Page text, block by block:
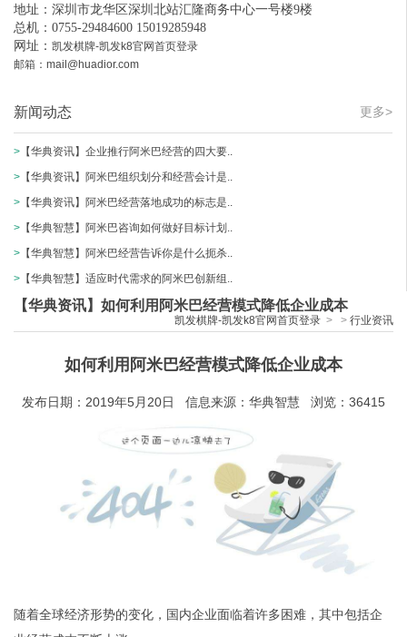
地址：深圳市龙华区深圳北站汇隆商务中心一号楼9楼
总机：0755-29484600 15019285948
网址： 凯发棋牌-凯发k8官网首页登录
邮箱： mail@huadior.com
更多>
新闻动态
> 【华典资讯】企业推行阿米巴经营的四大要..
> 【华典资讯】阿米巴组织划分和经营会计是..
> 【华典资讯】阿米巴经营落地成功的标志是..
> 【华典智慧】阿米巴咨询如何做好目标计划..
> 【华典智慧】阿米巴经营告诉你是什么扼杀..
> 【华典智慧】适应时代需求的阿米巴创新组..
【华典资讯】如何利用阿米巴经营模式降低企业成本
凯发棋牌-凯发k8官网首页登录 > > 行业资讯
如何利用阿米巴经营模式降低企业成本
发布日期：2019年5月20日 信息来源：华典智慧 浏览：36415
随着全球经济形势的变化，国内企业面临着许多困难，其中包括企